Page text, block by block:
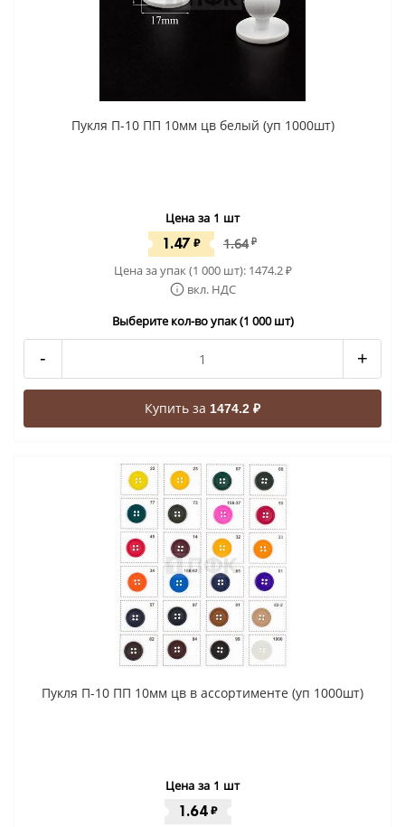
Пукля П-10 ПП 10мм цв белый (уп 1000шт)
Цена за 1 шт
1.47₽ 1.64 ₽
Цена за упак (1 000 шт): 1474.2₽
вкл. НДС
Выберите кол-во упак (1 000 шт)
- +
Купить за 1474.2 ₽
Пукля П-10 ПП 10мм цв в ассортименте (уп 1000шт)
Цена за 1 шт
1.64₽